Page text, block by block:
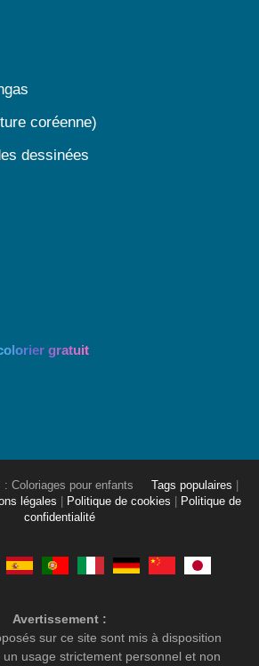
coréenne)
dessinées
gratuit
Coloriages pour enfants Tags populaires
légales Politique de cookies
Politique de
confidentialité
Avertissement :
sur ce site sont mis à disposition
usage strictement personnel et non